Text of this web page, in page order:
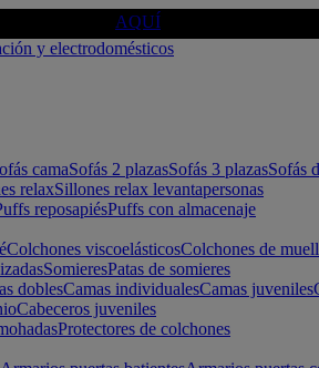
AQUÍ
camaSofás 2 plazasSofás 3 plazasSofás
relaxSillones relax levantapersonas
reposapiésPuffs con almacenaje
Colchones viscoelásticosColchones de
SomieresPatas de somieres
doblesCamas individualesCamas juveniles
Cabeceros juveniles
Protectores de colchones